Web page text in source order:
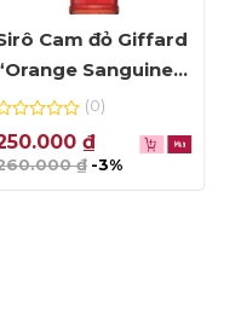
Cam đỏ Giffard
Sanguine”-
1L
(0)
₫
₫ -3%